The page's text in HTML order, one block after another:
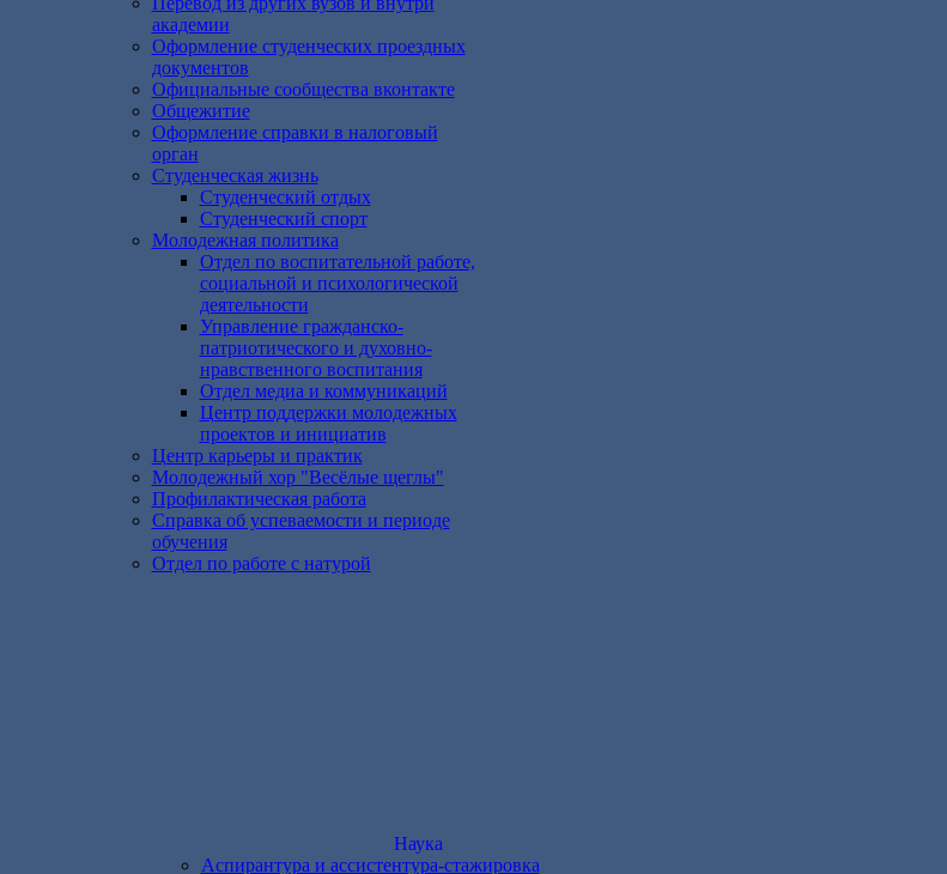
академии
Оформление студенческих проездных
документов
Официальные сообщества вконтакте
Общежитие
Оформление справки в налоговый
орган
Студенческая жизнь
Студенческий отдых
Студенческий спорт
Молодежная политика
Отдел по воспитательной работе,
социальной и психологической
деятельности
Управление гражданско-
патриотического и духовно-
нравственного воспитания
Отдел медиа и коммуникаций
Центр поддержки молодежных
проектов и инициатив
Центр карьеры и практик
Молодежный хор "Весёлые щеглы"
Профилактическая работа
Справка об успеваемости и периоде
обучения
Отдел по работе с натурой
Наука
Аспирантура и ассистентура-стажировка